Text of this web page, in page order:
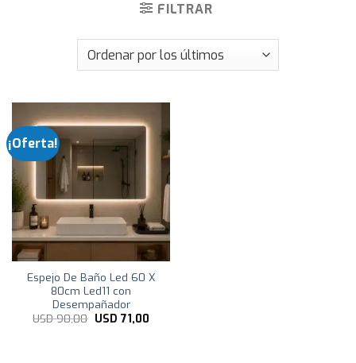
FILTRAR
¡Oferta!
Espejo De Baño Led 60 X
80cm Led11 con
Desempañador
USD90,00 El
USD 71,00El